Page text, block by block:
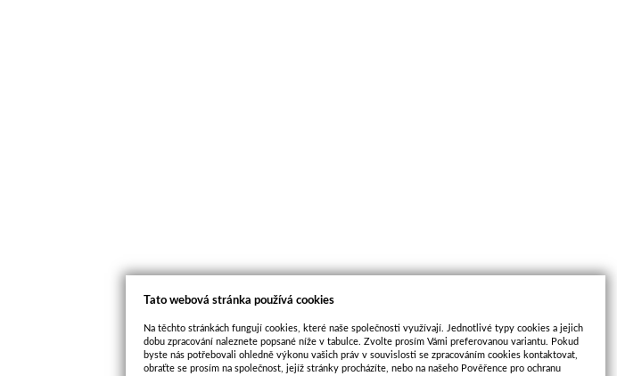
Tato webová stránka používá cookies
Na těchto stránkách fungují cookies, které naše společnosti využívají. Jednotlivé typy cookies a jejich
dobu zpracování naleznete popsané níže v tabulce. Zvolte prosím Vámi preferovanou variantu. Pokud
byste nás potřebovali ohledně výkonu vašich práv v souvislosti se zpracováním cookies kontaktovat,
obraťte se prosím na společnost, jejíž stránky procházíte, nebo na našeho Pověřence pro ochranu